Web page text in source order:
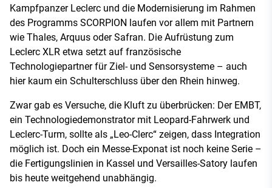
Kampfpanzer Leclerc und die Modernisierung im Rahmen
des Programms SCORPION laufen vor allem mit Partnern
wie Thales, Arquus oder Safran. Die Aufrüstung zum
Leclerc XLR etwa setzt auf französische
Technologiepartner für Ziel- und Sensorsysteme – auch
hier kaum ein Schulterschluss über den Rhein hinweg.
Zwar gab es Versuche, die Kluft zu überbrücken: Der EMBT,
ein Technologiedemonstrator mit Leopard-Fahrwerk und
Leclerc-Turm, sollte als „Leo-Clerc“ zeigen, dass Integration
möglich ist. Doch ein Messe-Exponat ist noch keine Serie –
die Fertigungslinien in Kassel und Versailles-Satory laufen
bis heute weitgehend unabhängig.